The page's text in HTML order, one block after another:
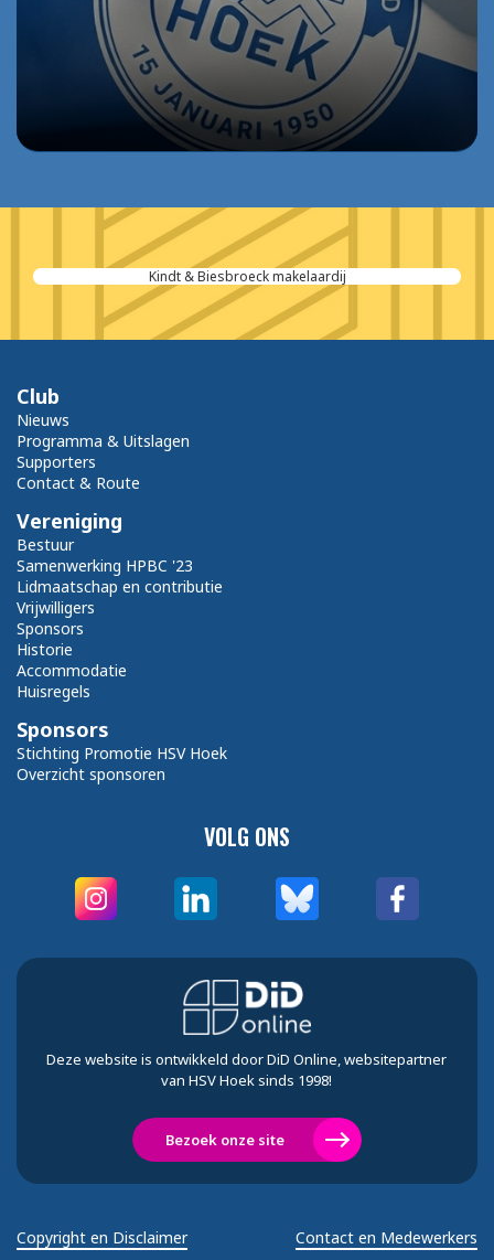
Kindt & Biesbroeck makelaardij
VOLG ONS
Club
Nieuws
Programma & Uitslagen
Supporters
Contact & Route
Vereniging
Bestuur
Samenwerking HPBC '23
Lidmaatschap en contributie
Vrijwilligers
Sponsors
Historie
Accommodatie
Huisregels
Sponsors
Stichting Promotie HSV Hoek
Overzicht sponsoren
Deze website is ontwikkeld door DiD Online, websitepartner
van HSV Hoek sinds 1998!
Bezoek onze site
Copyright en Disclaimer Contact en Medewerkers